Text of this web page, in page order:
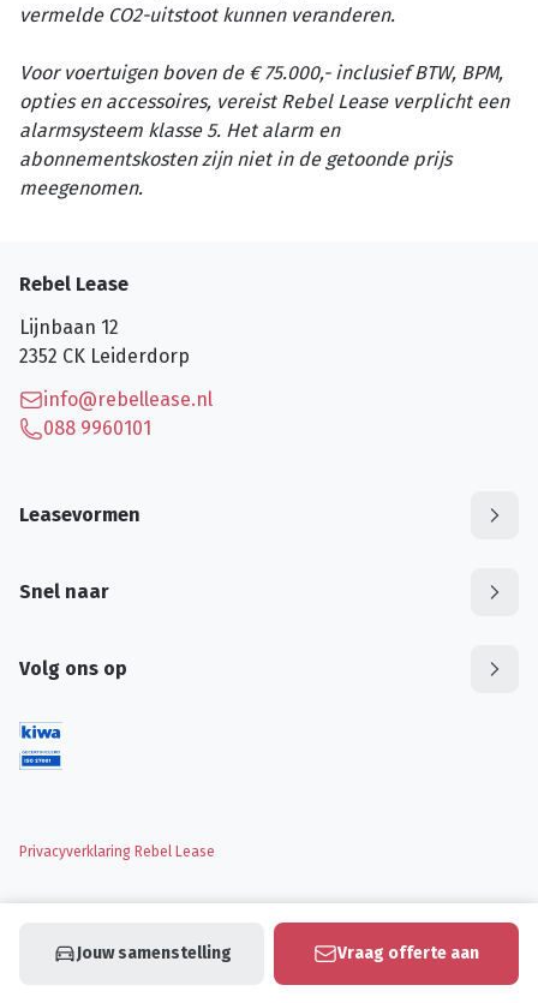
Jouw samenstelling Vraag offerte aan
vermelde CO2-uitstoot kunnen veranderen.
Voor voertuigen boven de € 75.000,- inclusief BTW, BPM,
opties en accessoires, vereist Rebel Lease verplicht een
alarmsysteem klasse 5. Het alarm en
abonnementskosten zijn niet in de getoonde prijs
meegenomen.
Rebel Lease
Lijnbaan 12
2352 CK Leiderdorp
info@rebellease.nl
088 9960101
Leasevormen
Snel naar
Volg ons op
Privacyverklaring Rebel Lease